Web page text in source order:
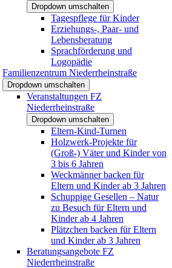
Dropdown umschalten
Tagespflege für Kinder
Erziehungs-, Paar- und
Lebensberatung
Sprachförderung und
Logopädie
Familienzentrum Niederrheinstraße
Dropdown umschalten
Veranstaltungen FZ
Niederrheinstraße
Dropdown umschalten
Eltern-Kind-Turnen
Holzwerk-Projekte für
(Groß-) Väter und Kinder von
3 bis 6 Jahren
Weckmänner backen für
Eltern und Kinder ab 3 Jahren
Schuppige Gesellen – Natur
zu Besuch für Eltern und
Kinder ab 4 Jahren
Plätzchen backen für Eltern
und Kinder ab 3 Jahren
Beratungsangebote FZ
Niederrheinstraße